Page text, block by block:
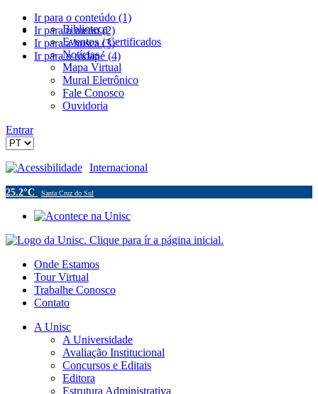
Ir para o conteúdo (1)
Ir para o menu (2)
Ir para a busca (3)
Ir para o rodapé (4)
Biblioteca
Eventos / Certificados
Notícias
Mapa Virtual
Mural Eletrônico
Fale Conosco
Ouvidoria
Entrar
Acessibilidade Internacional
25.2°C Santa Cruz do Sul
Onde Estamos
Tour Virtual
Trabalhe Conosco
Contato
A Unisc
A Universidade
Avaliação Institucional
Concursos e Editais
Editora
Estrutura Administrativa